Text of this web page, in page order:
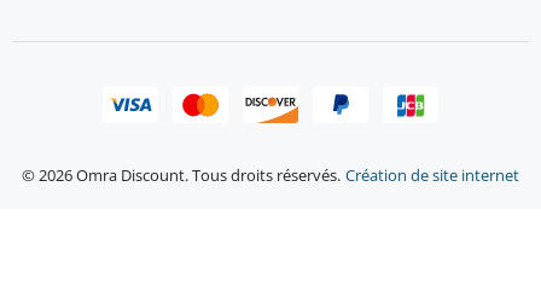
© 2026 Omra Discount. Tous droits réservés. Création de site internet